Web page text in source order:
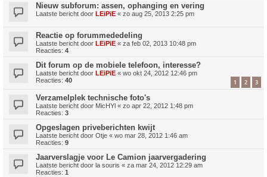
Nieuw subforum: assen, ophanging en vering
Laatste bericht door LEiPiE « zo aug 25, 2013 2:25 pm
Reactie op forummededeling
Laatste bericht door LEiPiE « za feb 02, 2013 10:48 pm
Reacties: 4
Dit forum op de mobiele telefoon, interesse?
Laatste bericht door LEiPiE « wo okt 24, 2012 12:46 pm
Reacties: 40 1 2 3
Verzamelplek technische foto's
Laatste bericht door MicHYl « zo apr 22, 2012 1:48 pm
Reacties: 3
Opgeslagen priveberichten kwijt
Laatste bericht door Otje « wo mar 28, 2012 1:46 am
Reacties: 9
Jaarverslagje voor Le Camion jaarvergadering
Laatste bericht door la souris « za mar 24, 2012 12:29 am
Reacties: 1